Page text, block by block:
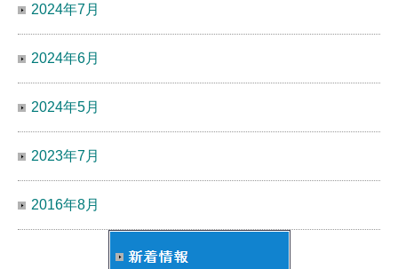
2024年7月
2024年6月
2024年5月
2023年7月
2016年8月